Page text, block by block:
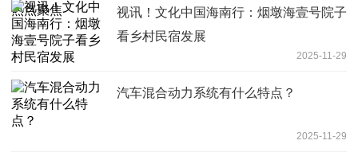
视讯！文化中国海南行：烟墩海壹号院子
看乡村民宿发展
2025-11-29
汽车混合动力系统有什么特点？
2025-11-29